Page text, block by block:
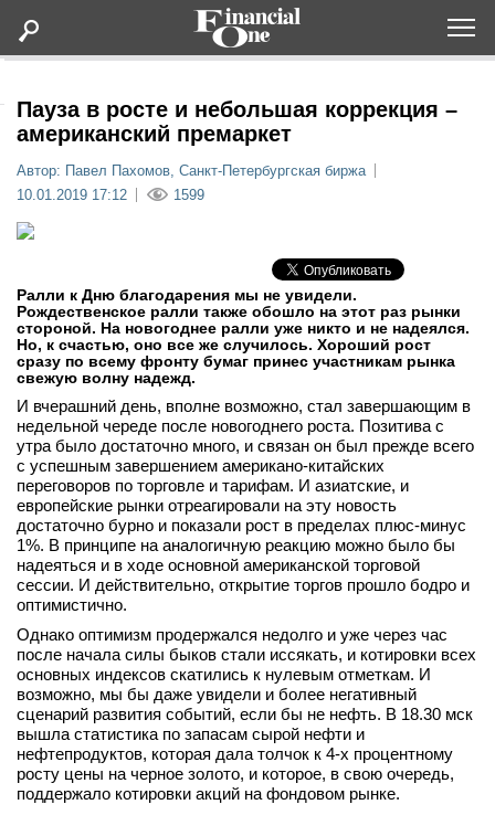
Статьи
Мероприятия
Новости
Интервью
вконтакте
телеграм
Стать автором
Вход
Пауза в росте и небольшая коррекция –
американский премаркет
Автор: Павел Пахомов, Санкт-Петербургская биржа
10.01.2019 17:12
1599
Ралли к Дню благодарения мы не увидели.
Рождественское ралли также обошло на этот раз рынки
стороной. На новогоднее ралли уже никто и не надеялся.
Но, к счастью, оно все же случилось. Хороший рост
сразу по всему фронту бумаг принес участникам рынка
свежую волну надежд.
И вчерашний день, вполне возможно, стал завершающим в
недельной череде после новогоднего роста. Позитива с
утра было достаточно много, и связан он был прежде всего
с успешным завершением американо-китайских
переговоров по торговле и тарифам. И азиатские, и
европейские рынки отреагировали на эту новость
достаточно бурно и показали рост в пределах плюс-минус
1%. В принципе на аналогичную реакцию можно было бы
надеяться и в ходе основной американской торговой
сессии. И действительно, открытие торгов прошло бодро и
оптимистично.
Однако оптимизм продержался недолго и уже через час
после начала силы быков стали иссякать, и котировки всех
основных индексов скатились к нулевым отметкам. И
возможно, мы бы даже увидели и более негативный
сценарий развития событий, если бы не нефть. В 18.30 мск
вышла статистика по запасам сырой нефти и
нефтепродуктов, которая дала толчок к 4-х процентному
росту цены на черное золото, и которое, в свою очередь,
поддержало котировки акций на фондовом рынке.